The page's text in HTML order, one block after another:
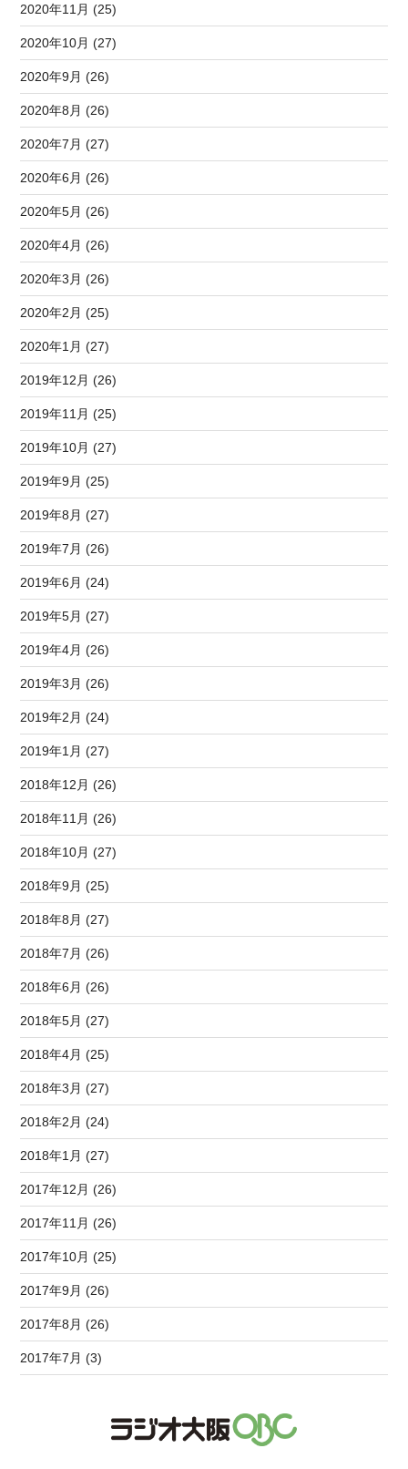
2020年11月 (25)
2020年10月 (27)
2020年9月 (26)
2020年8月 (26)
2020年7月 (27)
2020年6月 (26)
2020年5月 (26)
2020年4月 (26)
2020年3月 (26)
2020年2月 (25)
2020年1月 (27)
2019年12月 (26)
2019年11月 (25)
2019年10月 (27)
2019年9月 (25)
2019年8月 (27)
2019年7月 (26)
2019年6月 (24)
2019年5月 (27)
2019年4月 (26)
2019年3月 (26)
2019年2月 (24)
2019年1月 (27)
2018年12月 (26)
2018年11月 (26)
2018年10月 (27)
2018年9月 (25)
2018年8月 (27)
2018年7月 (26)
2018年6月 (26)
2018年5月 (27)
2018年4月 (25)
2018年3月 (27)
2018年2月 (24)
2018年1月 (27)
2017年12月 (26)
2017年11月 (26)
2017年10月 (25)
2017年9月 (26)
2017年8月 (26)
2017年7月 (3)